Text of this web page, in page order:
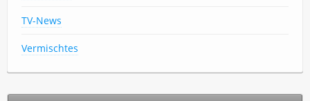
TV-News
Vermischtes